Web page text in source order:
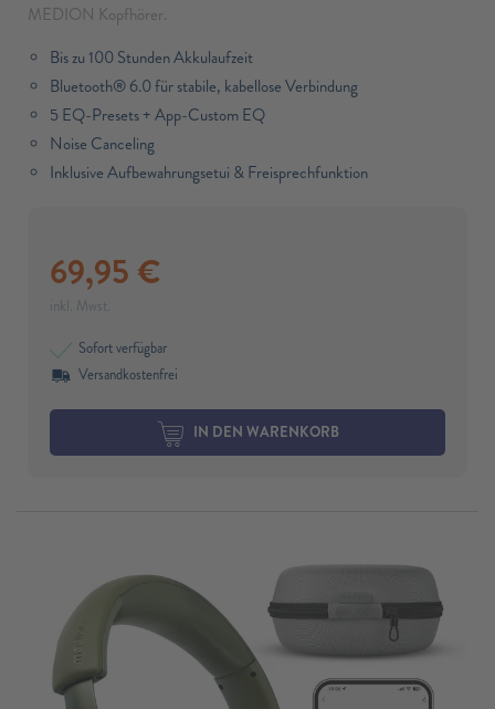
MEDION Kopfhörer.
Bis zu 100 Stunden Akkulaufzeit
Bluetooth® 6.0 für stabile, kabellose Verbindung
5 EQ-Presets + App-Custom EQ
Noise Canceling
Inklusive Aufbewahrungsetui & Freisprechfunktion
69,95 €
inkl. Mwst.
Sofort verfügbar
Versandkostenfrei
IN DEN WARENKORB